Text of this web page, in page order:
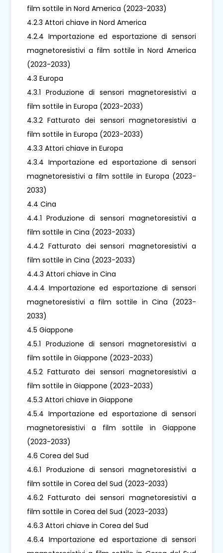
film sottile in Nord America (2023-2033)
4.2.3 Attori chiave in Nord America
4.2.4 Importazione ed esportazione di sensori
magnetoresistivi a film sottile in Nord America
(2023-2033)
4.3 Europa
4.3.1 Produzione di sensori magnetoresistivi a
film sottile in Europa (2023-2033)
4.3.2 Fatturato dei sensori magnetoresistivi a
film sottile in Europa (2023-2033)
4.3.3 Attori chiave in Europa
4.3.4 Importazione ed esportazione di sensori
magnetoresistivi a film sottile in Europa (2023-
2033)
4.4 Cina
4.4.1 Produzione di sensori magnetoresistivi a
film sottile in Cina (2023-2033)
4.4.2 Fatturato dei sensori magnetoresistivi a
film sottile in Cina (2023-2033)
4.4.3 Attori chiave in Cina
4.4.4 Importazione ed esportazione di sensori
magnetoresistivi a film sottile in Cina (2023-
2033)
4.5 Giappone
4.5.1 Produzione di sensori magnetoresistivi a
film sottile in Giappone (2023-2033)
4.5.2 Fatturato dei sensori magnetoresistivi a
film sottile in Giappone (2023-2033)
4.5.3 Attori chiave in Giappone
4.5.4 Importazione ed esportazione di sensori
magnetoresistivi a film sottile in Giappone
(2023-2033)
4.6 Corea del Sud
4.6.1 Produzione di sensori magnetoresistivi a
film sottile in Corea del Sud (2023-2033)
4.6.2 Fatturato dei sensori magnetoresistivi a
film sottile in Corea del Sud (2023-2033)
4.6.3 Attori chiave in Corea del Sud
4.6.4 Importazione ed esportazione di sensori